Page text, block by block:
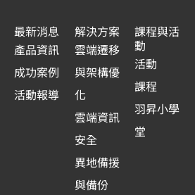
最新消息
產品資訊
成功案例
活動報導
解決方案
雲端遷移
與架構優
化
雲端資訊
安全
異地備援
與備份
課程與活
動
活動
課程
羽昇小學
堂